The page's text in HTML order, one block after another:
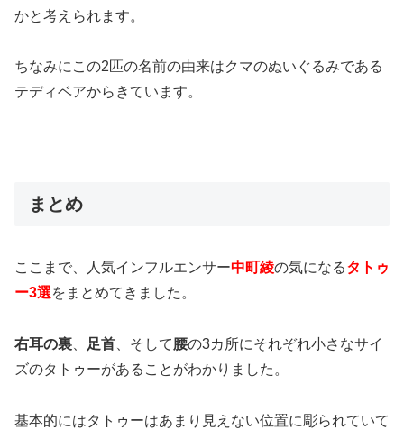
かと考えられます。
ちなみにこの2匹の名前の由来はクマのぬいぐるみである
テディベアからきています。
まとめ
ここまで、人気インフルエンサー中町綾の気になるタトゥ
ー3選をまとめてきました。
右耳の裏 足首 、そして腰の3カ所にそれぞれ小さなサイ
ズのタトゥーがあることがわかりました。
基本的にはタトゥーはあまり見えない位置に彫られていて